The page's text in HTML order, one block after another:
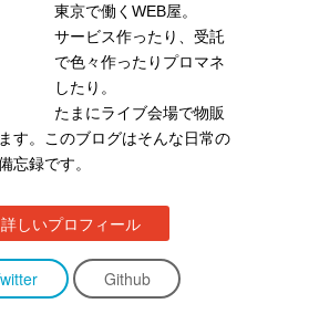
東京で働くWEB屋。
サービス作ったり、受託
で色々作ったりプロマネ
したり。
たまにライブ会場で物販
す。このブログはそんな日常の
忘録です。
詳しいプロフィール
Github